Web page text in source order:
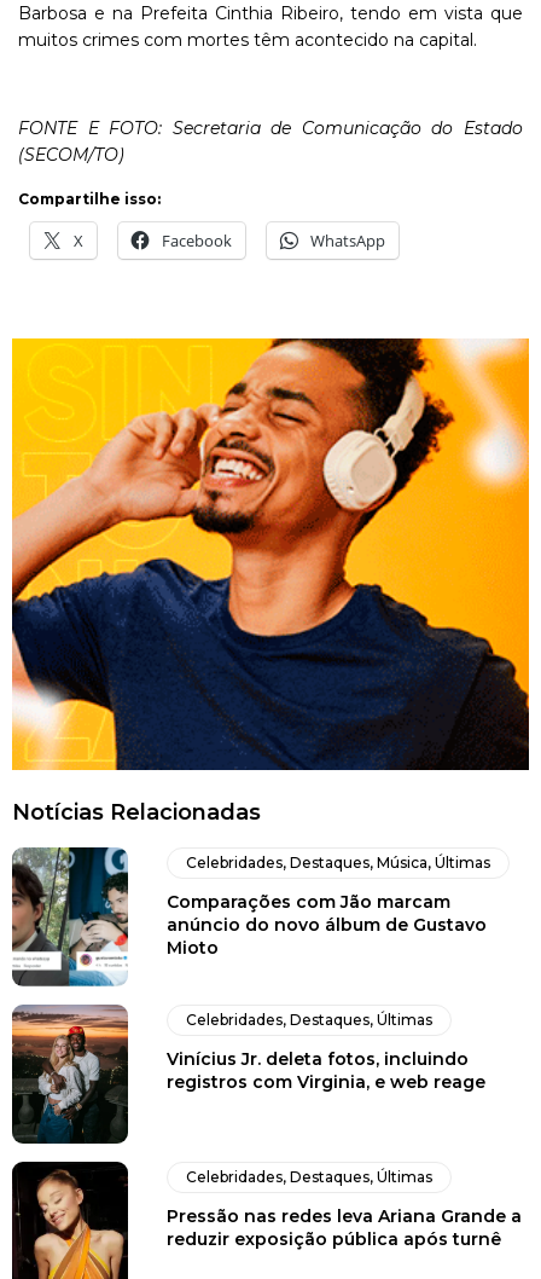
Barbosa e na Prefeita Cinthia Ribeiro, tendo em vista que
muitos crimes com mortes têm acontecido na capital.
FONTE E FOTO: Secretaria de Comunicação do Estado
(SECOM/TO)
Compartilhe isso:
X Facebook WhatsApp
Notícias Relacionadas
Celebridades,Destaques,Música,Últimas
Comparações com Jão marcam
anúncio do novo álbum de Gustavo
Mioto
Celebridades,Destaques,Últimas
Vinícius Jr. deleta fotos, incluindo
registros com Virginia, e web reage
Celebridades,Destaques,Últimas
Pressão nas redes leva Ariana Grande a
reduzir exposição pública após turnê